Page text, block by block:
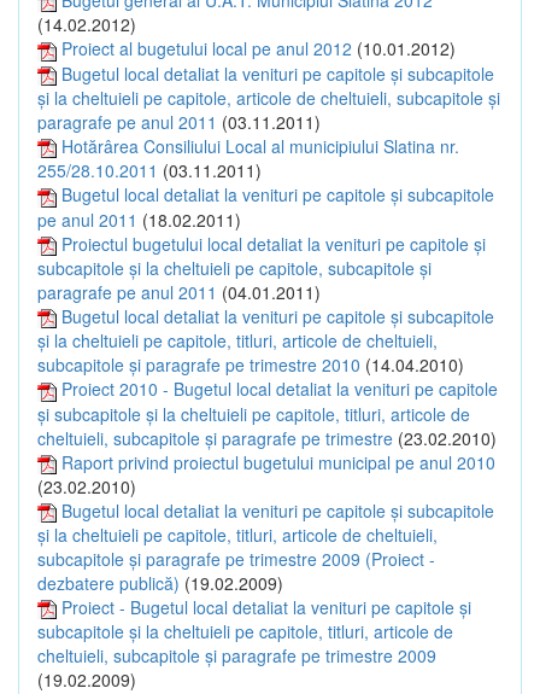
(14.02.2012)
Proiect al bugetului local pe anul 2012 (10.01.2012)
Bugetul local detaliat la venituri pe capitole şi subcapitole
şi la cheltuieli pe capitole, articole de cheltuieli, subcapitole şi
paragrafe pe anul 2011 (03.11.2011)
Hotărârea Consiliului Local al municipiului Slatina nr.
255/28.10.2011 (03.11.2011)
Bugetul local detaliat la venituri pe capitole şi subcapitole
pe anul 2011 (18.02.2011)
Proiectul bugetului local detaliat la venituri pe capitole şi
subcapitole şi la cheltuieli pe capitole, subcapitole şi
paragrafe pe anul 2011 (04.01.2011)
Bugetul local detaliat la venituri pe capitole şi subcapitole
şi la cheltuieli pe capitole, titluri, articole de cheltuieli,
subcapitole şi paragrafe pe trimestre 2010 (14.04.2010)
Proiect 2010 - Bugetul local detaliat la venituri pe capitole
şi subcapitole şi la cheltuieli pe capitole, titluri, articole de
cheltuieli, subcapitole şi paragrafe pe trimestre (23.02.2010)
Raport privind proiectul bugetului municipal pe anul 2010
(23.02.2010)
Bugetul local detaliat la venituri pe capitole şi subcapitole
şi la cheltuieli pe capitole, titluri, articole de cheltuieli,
subcapitole şi paragrafe pe trimestre 2009 (Proiect -
dezbatere publică) (19.02.2009)
Proiect - Bugetul local detaliat la venituri pe capitole şi
subcapitole şi la cheltuieli pe capitole, titluri, articole de
cheltuieli, subcapitole şi paragrafe pe trimestre 2009
(19.02.2009)